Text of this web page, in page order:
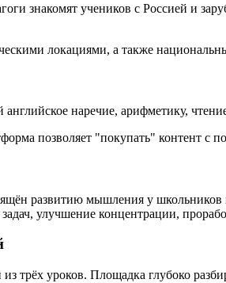
знакомят учеников с Россией и
локациями, а также
наречие, арифметику,
позволяет "покупать" контент с
развитию мышления у
улучшение концентрации,
трёх уроков. Площадка глубоко